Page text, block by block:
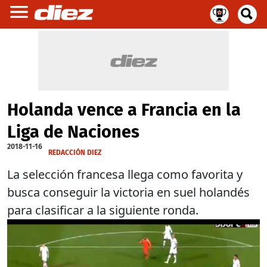
Holanda vence a Francia en la
Liga de Naciones
2018-11-16
REDACCIÓN DIEZ
La selección francesa llega como favorita y
busca conseguir la victoria en suel holandés
para clasificar a la siguiente ronda.